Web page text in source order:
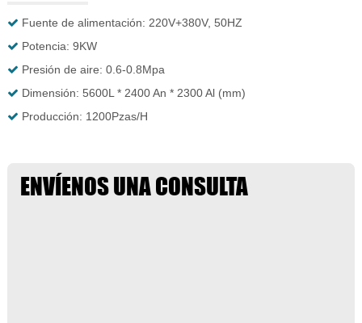
Fuente de alimentación: 220V+380V, 50HZ
Potencia: 9KW
Presión de aire: 0.6-0.8Mpa
Dimensión: 5600L * 2400 An * 2300 Al (mm)
Producción: 1200Pzas/H
ENVÍENOS UNA CONSULTA